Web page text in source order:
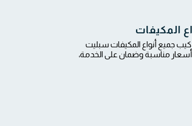
صيانة وتركيب جميع أنواع المكيفات سبليت
أسعار مناسبة وضمان على الخدمة،